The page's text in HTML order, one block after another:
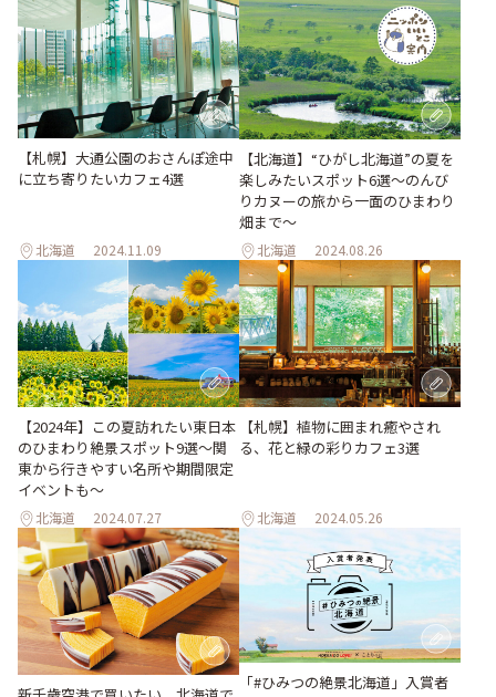
【札幌】大通公園のおさんぽ途中
に立ち寄りたいカフェ4選
北海道 2024.11.09
【北海道】“ひがし北海道”の夏を
楽しみたいスポット6選〜のんび
りカヌーの旅から一面のひまわり
畑まで〜
北海道 2024.08.26
【2024年】この夏訪れたい東日本
のひまわり絶景スポット9選～関
東から行きやすい名所や期間限定
イベントも～
北海道 2024.07.27
【札幌】植物に囲まれ癒やされ
る、花と緑の彩りカフェ3選
北海道 2024.05.26
「#ひみつの絶景北海道」入賞者